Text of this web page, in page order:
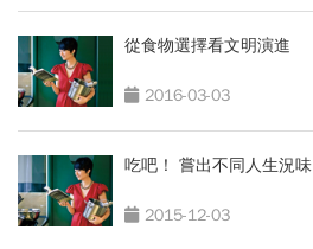
從食物選擇看文明演進
2016-03-03
吃吧！ 嘗出不同人生況味
2015-12-03